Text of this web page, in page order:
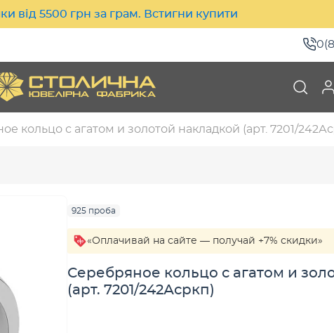
від 5500 грн за грам. Встигни купити
кольцо с агатом и золотой накладкой (арт. 7201/
925 проба
«Оплачивай на сайте — получай +7% скидки»
Серебряное кольцо с агатом и
(арт. 7201/242Асркп)